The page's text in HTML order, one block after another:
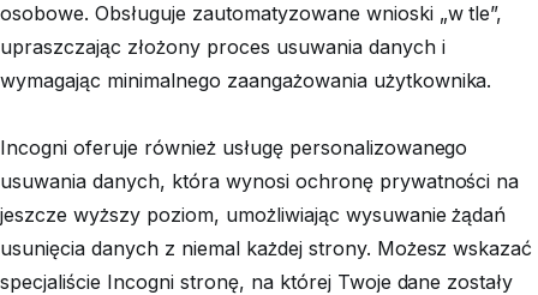
osobowe. Obsługuje zautomatyzowane wnioski „w tle”,
upraszczając złożony proces usuwania danych i
wymagając minimalnego zaangażowania użytkownika.
Incogni oferuje również usługę personalizowanego
usuwania danych, która wynosi ochronę prywatności na
jeszcze wyższy poziom, umożliwiając wysuwanie żądań
usunięcia danych z niemal każdej strony. Możesz wskazać
specjaliście Incogni stronę, na której Twoje dane zostały